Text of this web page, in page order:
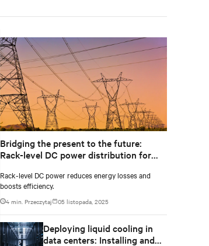
Bridging the present to the future:
Rack-level DC power distribution for
Rack-level DC power reduces energy losses and
boosts efficiency.
4 min. Przeczytaj 05 listopada, 2025
Deploying liquid cooling in
data centers: Installing and